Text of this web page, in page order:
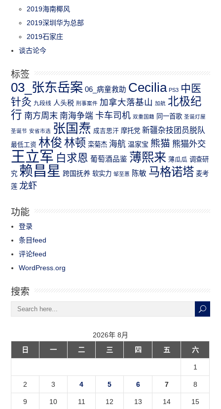
2019海南椰风
2019深圳华为总部
2019石家庄
谈古论今
标签
03_张东岳案 06_病童救助 Cecilia PS3 中医
针灸 九段线 人头税 刑事案件 加拿大落基山 加航 北极纪
行 南方周末 南海争端 卡车司机 双重国籍 同一首歌 圣诞灯屋
圣诞节 安省市选 张国焘 成吉思汗 摩托党 新疆杂技团员脱队
最低工资 林俊 林顿 栾菊杰 海航 温家宝 熊猫 熊猫外交
王立军 白求恩 葡萄酒品鉴 薄熙来 薄瓜瓜 调查研
究 赖昌星 跨国抚养 软实力 邹至蕙 陈敏 马格诺塔 麦考
莲 龙虾
功能
登录
条目feed
评论feed
WordPress.org
搜索
2026年 8月
日
一 二 三 四 五 六
1
2 3 4 5 6 7 8
9 10 11 12 13 14 15